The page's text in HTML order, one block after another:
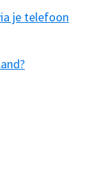
je telefoon